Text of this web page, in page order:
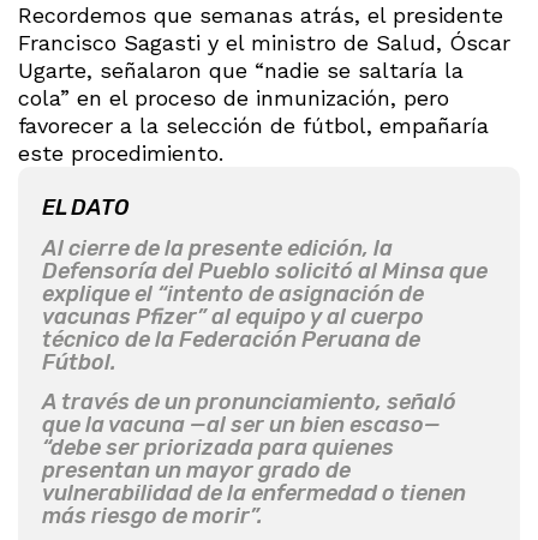
Recordemos que semanas atrás, el presidente
Francisco Sagasti y el ministro de Salud, Óscar
Ugarte, señalaron que “nadie se saltaría la
cola” en el proceso de inmunización, pero
favorecer a la selección de fútbol, empañaría
este procedimiento.
EL DATO
Al cierre de la presente edición, la
Defensoría del Pueblo solicitó al Minsa que
explique el “intento de asignación de
vacunas Pfizer” al equipo y al cuerpo
técnico de la Federación Peruana de
Fútbol.
A través de un pronunciamiento, señaló
que la vacuna —al ser un bien escaso—
“debe ser priorizada para quienes
presentan un mayor grado de
vulnerabilidad de la enfermedad o tienen
más riesgo de morir”.